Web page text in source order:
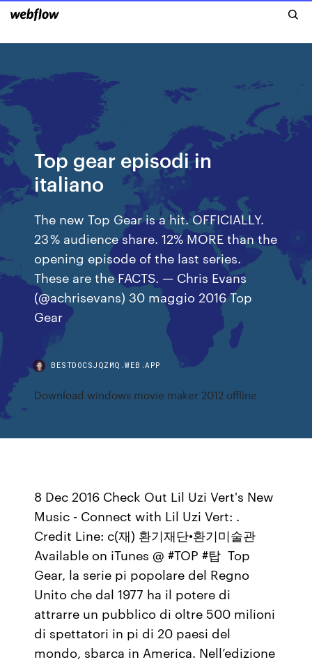
Top gear episodi in
italiano
The new Top Gear is a hit. OFFICIALLY.
23 % audience share. 12% MORE than the
opening episode of the last series.
These are the FACTS. — Chris Evans
(@achrisevans) 30 maggio 2016 Top
Gear
BESTDOCSJQZMQ.WEB.APP
Download windows movie maker 2012 offline
8 Dec 2016 Check Out Lil Uzi Vert's New
Music - Connect with Lil Uzi Vert: .
Credit Line: c(재) 환기재단•환기미술관
Available on iTunes @ #TOP #탑 Top
Gear, la serie pi popolare del Regno
Unito che dal 1977 ha il potere di
attrarre un pubblico di oltre 500 milioni
di spettatori in pi di 20 paesi del
mondo, sbarca in America. Nell’edizione